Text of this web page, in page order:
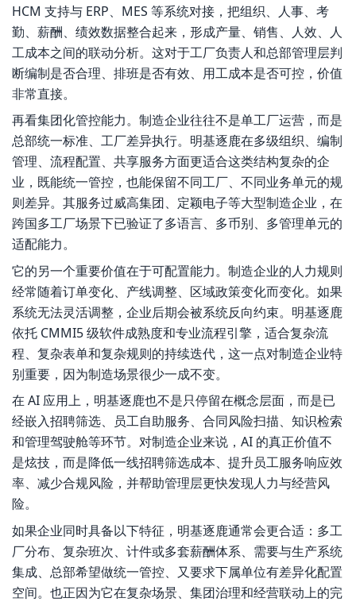
HCM 支持与 ERP、MES 等系统对接，把组织、人事、考
勤、薪酬、绩效数据整合起来，形成产量、销售、人效、人
工成本之间的联动分析。这对于工厂负责人和总部管理层判
断编制是否合理、排班是否有效、用工成本是否可控，价值
非常直接。
再看集团化管控能力。制造企业往往不是单工厂运营，而是
总部统一标准、工厂差异执行。明基逐鹿在多级组织、编制
管理、流程配置、共享服务方面更适合这类结构复杂的企
业，既能统一管控，也能保留不同工厂、不同业务单元的规
则差异。其服务过威高集团、定颖电子等大型制造企业，在
跨国多工厂场景下已验证了多语言、多币别、多管理单元的
适配能力。
它的另一个重要价值在于可配置能力。制造企业的人力规则
经常随着订单变化、产线调整、区域政策变化而变化。如果
系统无法灵活调整，企业后期会被系统反向约束。明基逐鹿
依托 CMMI5 级软件成熟度和专业流程引擎，适合复杂流
程、复杂表单和复杂规则的持续迭代，这一点对制造企业特
别重要，因为制造场景很少一成不变。
在 AI 应用上，明基逐鹿也不是只停留在概念层面，而是已
经嵌入招聘筛选、员工自助服务、合同风险扫描、知识检索
和管理驾驶舱等环节。对制造企业来说，AI 的真正价值不
是炫技，而是降低一线招聘筛选成本、提升员工服务响应效
率、减少合规风险，并帮助管理层更快发现人力与经营风
险。
如果企业同时具备以下特征，明基逐鹿通常会更合适：多工
厂分布、复杂班次、计件或多套薪酬体系、需要与生产系统
集成、总部希望做统一管控、又要求下属单位有差异化配置
空间。也正因为它在复杂场景、集团治理和经营联动上的完